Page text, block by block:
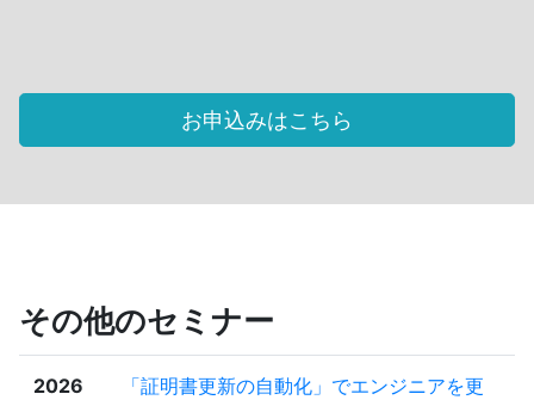
お申込みはこちら
その他のセミナー
2026
「証明書更新の自動化」でエンジニアを更